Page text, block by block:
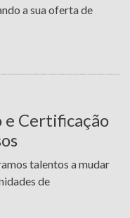
a sua oferta de
e Certificação
talentos a mudar
de